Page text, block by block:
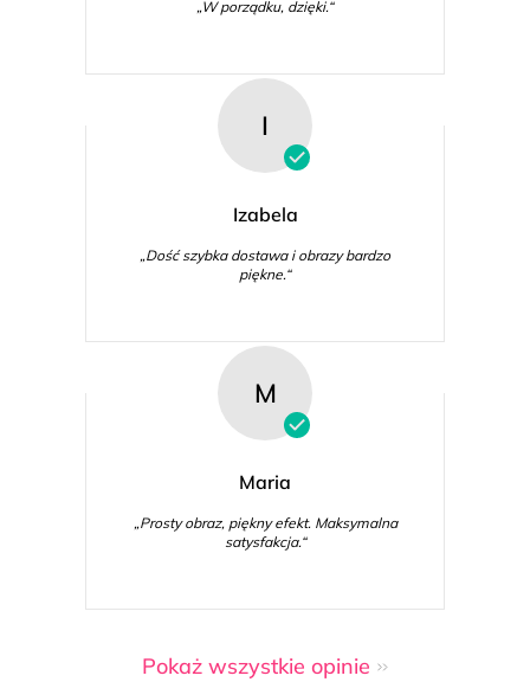
„W porządku, dzięki.“
I
Izabela
„Dość szybka dostawa i obrazy bardzo
piękne.“
M
Maria
„Prosty obraz, piękny efekt. Maksymalna
satysfakcja.“
Pokaż wszystkie opinie